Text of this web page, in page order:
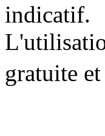
indicatif.
gratuite